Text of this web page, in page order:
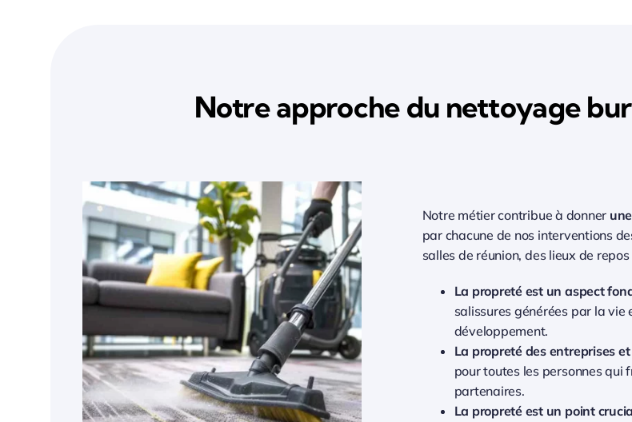
Notre approche du nettoyage
Notre métier contribue à donner
par chacune de nos interventions
salles de réunion, des lieux de
La propreté est un aspect
salissures générées par la vie
développement.
La propreté des entreprises
pour toutes les personnes qui
partenaires.
La propreté est un point